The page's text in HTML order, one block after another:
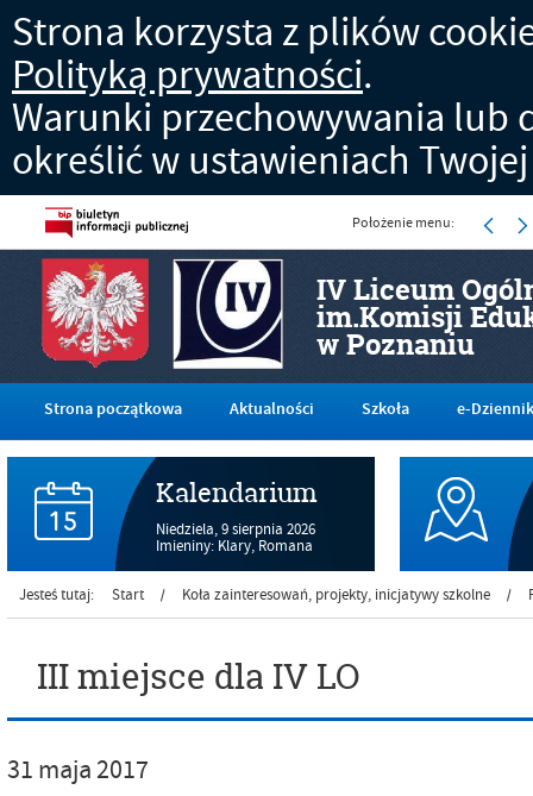
Strona korzysta z plików
Polityką prywatności.
Warunki przechowywania lub
określić w ustawieniach
IV Liceum
im.Komisji
w Poznaniu
Położenie menu:
Strona początkowa Aktualności Szkoła e-Dziennik
Kalendarium
Niedziela,9 sierpnia 2026
Imieniny: Klary, Romana
Jesteś tutaj: Start / Koła zainteresowań, projekty, inicjatywy szkolne /
III miejsce dla IV LO
31 maja2017